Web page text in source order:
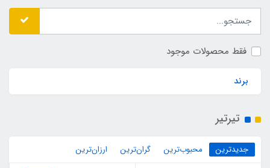
فقط محصولات موجود
برند
تیرتیر
جدیدترین محبوب‌ترین گران‌ترین ارزان‌ترین